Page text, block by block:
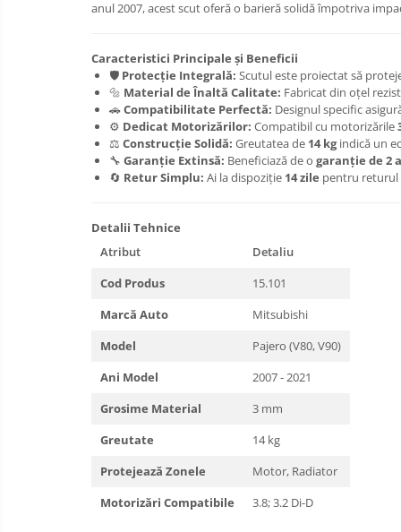
Carlige Infiniti
Carlige Jaecoo
Carlige Kia EV5
Carlige Kia PV5
anul 2007, acest scut oferă o barieră solidă împotriva
Caracteristici Principale și Beneficii
🛡️ Protecție Integrală: Scutul este proiectat să
🔩 Material de Înaltă Calitate: Fabricat din oțel
🚗Compatibilitate Perfectă: Designul specific
⚙️ Dedicat Motorizărilor: Compatibil cu motorizările
⚖️ Construcție Solidă: Greutatea de 14 kgindică un
🔧 Garanție Extinsă: Beneficiază de o garanție de 2
🔄 Retur Simplu: Ai la dispoziție 14 zile pentru returul
Detalii Tehnice
Atribut
Detaliu
Cod Produs
15.101
Marcă Auto
Mitsubishi
Model
Pajero (V80, V90)
Ani Model
2007 - 2021
Grosime Material
3 mm
Greutate
14 kg
Protejează Zonele
Motor, Radiator
Motorizări Compatibile
3.8; 3.2 Di-D